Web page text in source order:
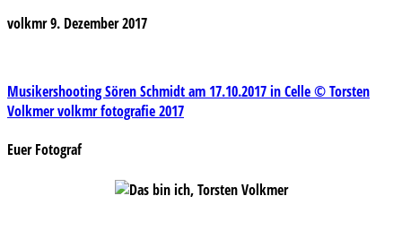
volkmr9. Dezember 2017
Beitragsnavigation
Musikershooting Sören Schmidt am 17.10.2017 in Celle © Torsten
Volkmer volkmr fotografie 2017
Euer Fotograf